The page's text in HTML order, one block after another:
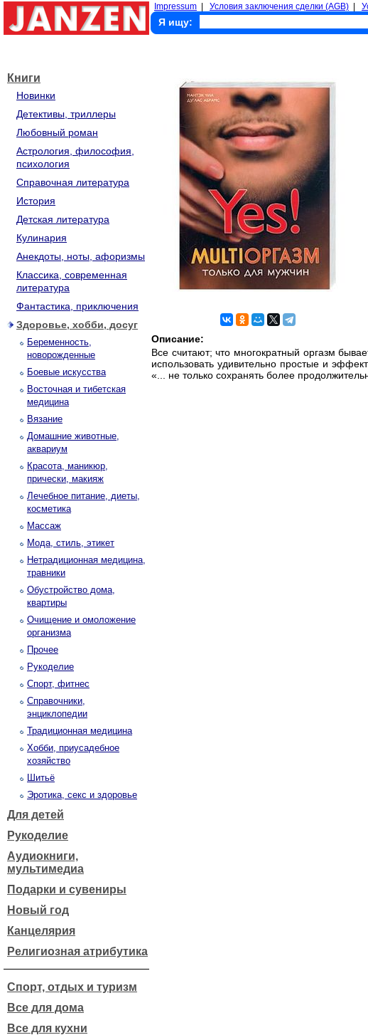
Impressum Условия заключения сделки (AGB)
Я ищу:
Книги
Новинки
Детективы, триллеры
Любовный роман
Астрология, философия,
психология
Справочная литература
История
Детская литература
Кулинария
Анекдоты, ноты, афоризмы
Классика, современная
литература
Фантастика, приключения
Здоровье, хобби, досуг
Беременность,
новорожденные
Боевые искусства
Восточная и тибетская
медицина
Вязание
Домашние животные,
аквариум
Красота, маникюр,
прически, макияж
Лечебное питание, диеты,
косметика
Массаж
Мода, стиль, этикет
Нетрадиционная медицина,
травники
Обустройство дома,
квартиры
Очищение и омоложение
организма
Прочее
Рукоделие
Спорт, фитнес
Справочники,
энциклопедии
Традиционная медицина
Хобби, приусадебное
хозяйство
Шитьё
Эротика, секс и здоровье
Для детей
Рукоделие
Аудиокниги,
мультимедиа
Подарки и сувениры
Новый год
Канцелярия
Религиозная атрибутика
Спорт, отдых и туризм
Все для дома
Все для кухни
Описание:
Все считают; что многократный оргазм
использовать удивительно простые и
«... не только сохранять более